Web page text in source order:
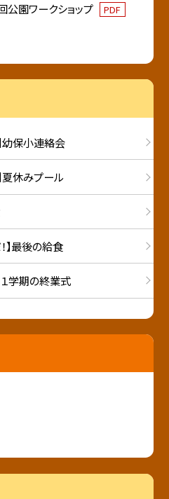
公園ワークショップ
PDF
幼保小連絡会
夏休みプール
】最後の給食
１学期の終業式